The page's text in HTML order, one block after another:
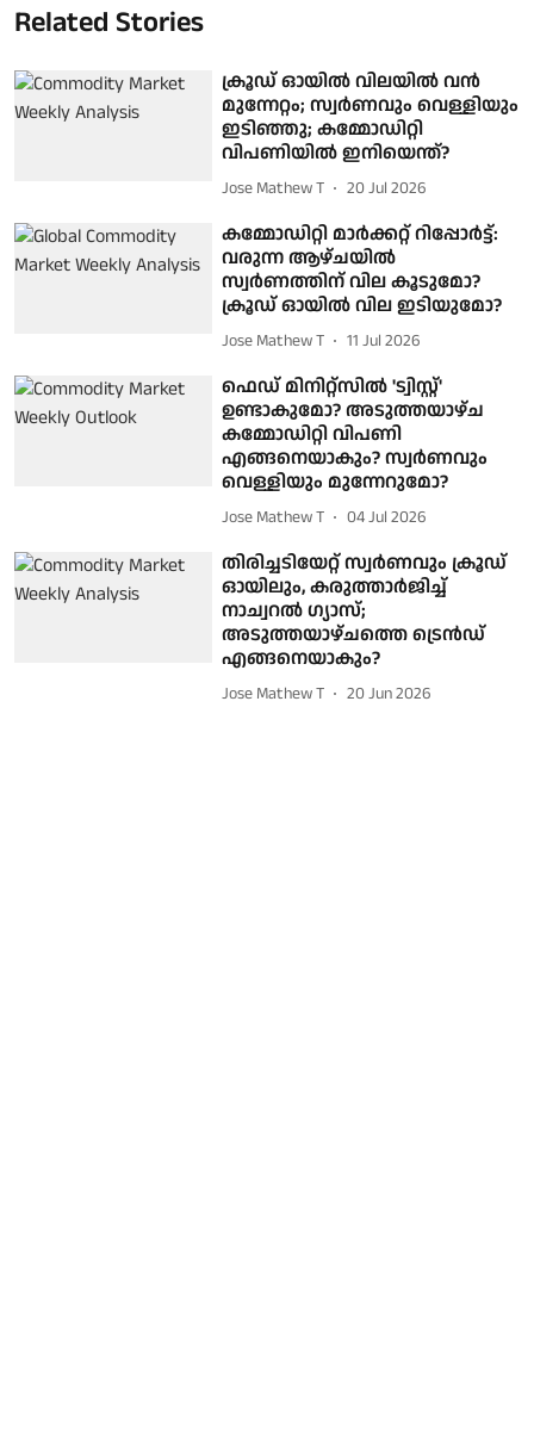
Related Stories
ക്രൂഡ് ഓയിൽ വിലയിൽ വൻ
മുന്നേറ്റം; സ്വർണവും വെള്ളിയും
ഇടിഞ്ഞു; കമ്മോഡിറ്റി
വിപണിയിൽ ഇനിയെന്ത്?
Jose Mathew T 20 Jul 2026
കമ്മോഡിറ്റി മാർക്കറ്റ് റിപ്പോർട്ട്:
വരുന്ന ആഴ്ചയിൽ
സ്വർണത്തിന് വില കൂടുമോ?
ക്രൂഡ് ഓയിൽ വില ഇടിയുമോ?
Jose Mathew T 11 Jul 2026
ഫെഡ് മിനിറ്റ്സിൽ 'ട്വി​സ്റ്റ്'
ഉണ്ടാകുമോ? അടുത്തയാഴ്ച
കമ്മോഡിറ്റി വിപണി
എങ്ങനെയാകും? സ്വർണവും
വെള്ളിയും മുന്നേറുമോ?
Jose Mathew T 04 Jul 2026
തിരിച്ചടിയേറ്റ് സ്വർണവും ക്രൂഡ്
ഓയിലും, കരുത്താർജിച്ച്
നാച്വറൽ ഗ്യാസ്;
അടുത്തയാഴ്ചത്തെ ട്രെൻഡ്
എങ്ങനെയാകും?
Jose Mathew T 20 Jun 2026